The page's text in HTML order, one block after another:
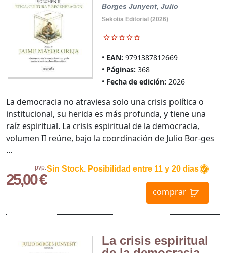
Borges Junyent, Julio
Sekotia Editorial (2026)
EAN: 9791387812669
Páginas: 368
Fecha de edición: 2026
pvp.
25,00 €
Sin Stock. Posibilidad entre 11 y 20 dias
comprar
La democracia no atraviesa solo una crisis política o
institucional, su herida es más profunda, y tiene una
raíz espiritual. La crisis espiritual de la democracia,
volumen II reúne, bajo la coordinación de Julio Bor-ges
...
La crisis espiritual